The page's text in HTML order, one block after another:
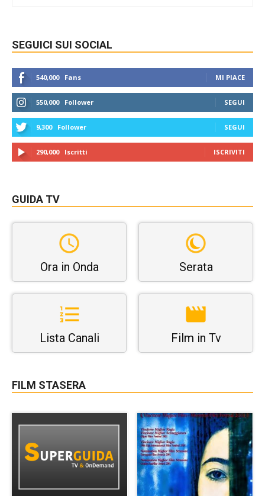
SEGUICI SUI SOCIAL
540,000 Fans MI PIACE
550,000 Follower SEGUI
9,300 Follower SEGUI
290,000 Iscritti ISCRIVITI
GUIDA TV
Ora in Onda Serata
Lista Canali Film in Tv
FILM STASERA